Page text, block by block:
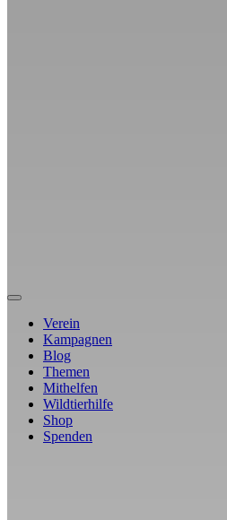
Verein
Kampagnen
Blog
Themen
Mithelfen
Wildtierhilfe
Shop
Spenden